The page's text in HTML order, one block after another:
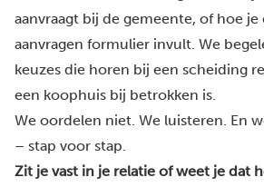
aanvraagt bij de gemeente, of hoe
aanvragen formulier invult. We
keuzes die horen bij een scheiding
een koophuis bij betrokken is.
We oordelen niet. We luisteren. En
– stap voor stap.
Zit je vast in je relatie of weet je dat